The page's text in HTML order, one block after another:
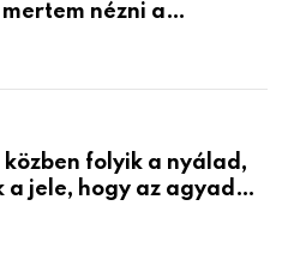
nézni a
közben folyik a nyálad,
a jele, hogy az agyad…